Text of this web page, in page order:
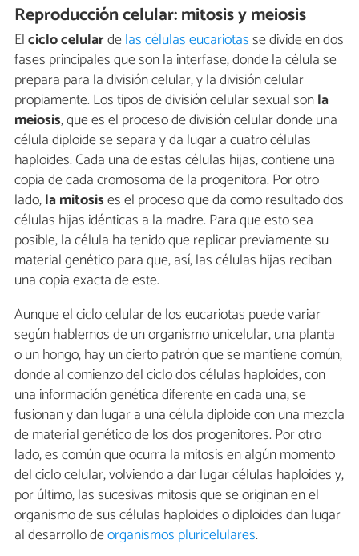
Reproducción celular: mitosis y meiosis
Elciclo celulardelas células eucariotasse divide en dos
fases principales que son la interfase, donde la célula se
prepara para la división celular, y la división celular
propiamente. Los tipos de división celular sexual sonla
meiosis, que es el proceso de división celular donde una
célula diploide se separa y da lugar a cuatro células
haploides. Cada una de estas células hijas, contiene una
copia de cada cromosoma de la progenitora. Por otro
lado,la mitosises el proceso que da como resultado dos
células hijas idénticas a la madre. Para que esto sea
posible, la célula ha tenido que replicar previamente su
material genético para que, así, las células hijas reciban
una copia exacta de este.
Aunque el ciclo celular de los eucariotas puede variar
según hablemos de un organismo unicelular, una planta
o un hongo, hay un cierto patrón que se mantiene común,
donde al comienzo del ciclo dos células haploides, con
una información genética diferente en cada una, se
fusionan y dan lugar a una célula diploide con una mezcla
de material genético de los dos progenitores. Por otro
lado, es común que ocurra la mitosis en algún momento
del ciclo celular, volviendo a dar lugar células haploides y,
por último, las sucesivas mitosis que se originan en el
organismo de sus células haploides o diploides dan lugar
al desarrollo deorganismos pluricelulares.